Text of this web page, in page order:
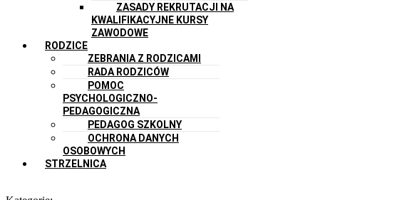
ZASADY REKRUTACJI NA
KWALIFIKACYJNE KURSY
ZAWODOWE
RODZICE
ZEBRANIA Z RODZICAMI
RADA RODZICÓW
POMOC
PSYCHOLOGICZNO-
PEDAGOGICZNA
PEDAGOG SZKOLNY
OCHRONA DANYCH
OSOBOWYCH
STRZELNICA